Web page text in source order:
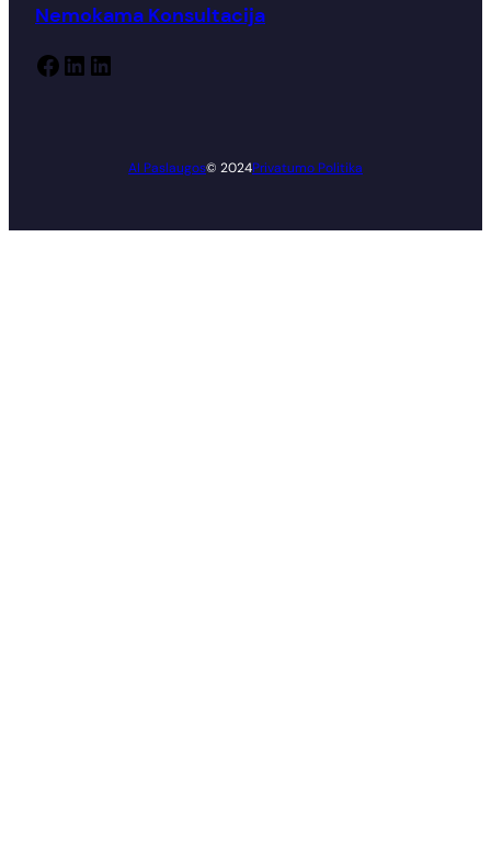
Nemokama Konsultacija
Facebook LinkedIn LinkedIn
AI Paslaugos© 2024Privatumo Politika